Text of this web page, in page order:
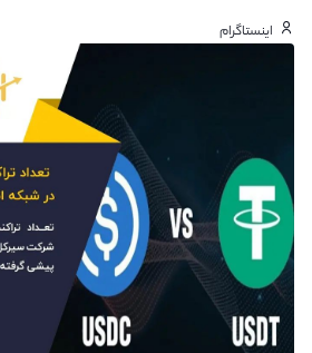
اینستاگرام